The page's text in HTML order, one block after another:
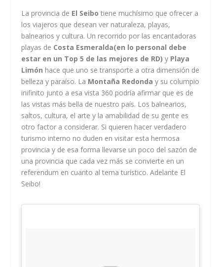
La provincia de El Seibo tiene muchísimo que ofrecer a
los viajeros que desean ver naturaleza, playas,
balnearios y cultura. Un recorrido por las encantadoras
playas de Costa Esmeralda(en lo personal debe
estar en un Top 5 de las mejores de RD) y Playa
Limón hace que uno se transporte a otra dimensión de
belleza y paraíso. La Montaña Redonda y su columpio
inifinito junto a esa vista 360 podría afirmar que es de
las vistas más bella de nuestro país. Los balnearios,
saltos, cultura, el arte y la amabilidad de su gente es
otro factor a considerar. Si quieren hacer verdadero
turismo interno no duden en visitar esta hermosa
provincia y de esa forma llevarse un poco del sazón de
una provincia que cada vez más se convierte en un
referendum en cuanto al tema turístico. Adelante El
Seibo!